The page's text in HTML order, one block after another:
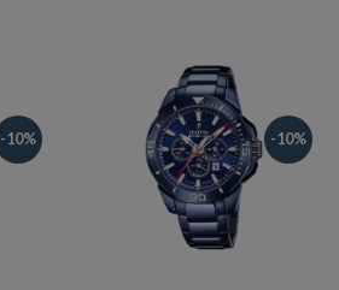
-10% -10%